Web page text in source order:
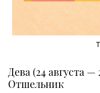
Дева (24 августа
Отшельник